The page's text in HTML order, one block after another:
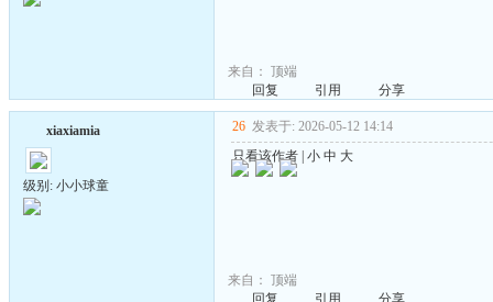
来自： 顶端
回复
引用 分享
xiaxiamia
级别: 小小球童
26 发表于: 2026-05-12 14:14
只看该作者 小 中 大
来自： 顶端
回复
引用 分享